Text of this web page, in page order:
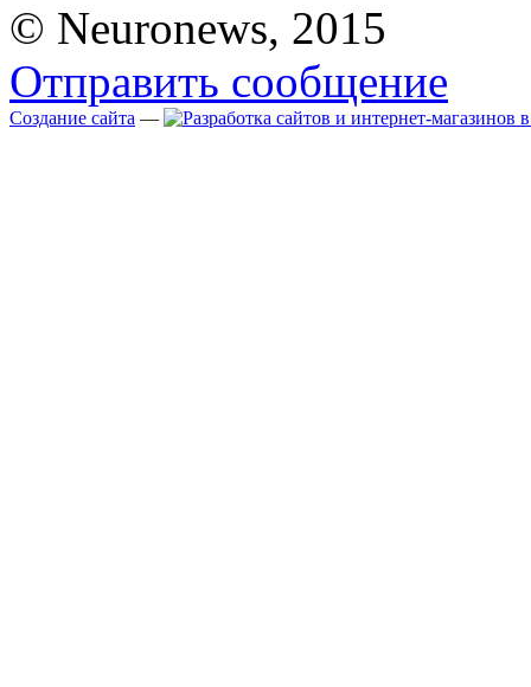
© Neuronews, 2015
Отправить сообщение
Создание сайта —